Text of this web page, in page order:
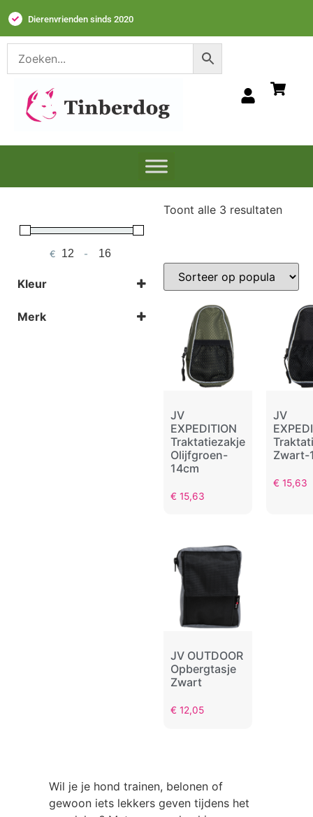
Dierenvrienden sinds 2020
€ Minimum Price
-Maximum Price
Kleur
Groen
Merk
Toont alle 3 resultaten
JV
EXPEDITION
Traktatiezakje
Olijfgroen-
14cm
€ 15,63
JV
Zwart-
€ 15,63
JV OUTDOOR
Opbergtasje
Zwart
€ 12,05
Wil je je hond trainen, belonen of
gewoon iets lekkers geven tijdens het